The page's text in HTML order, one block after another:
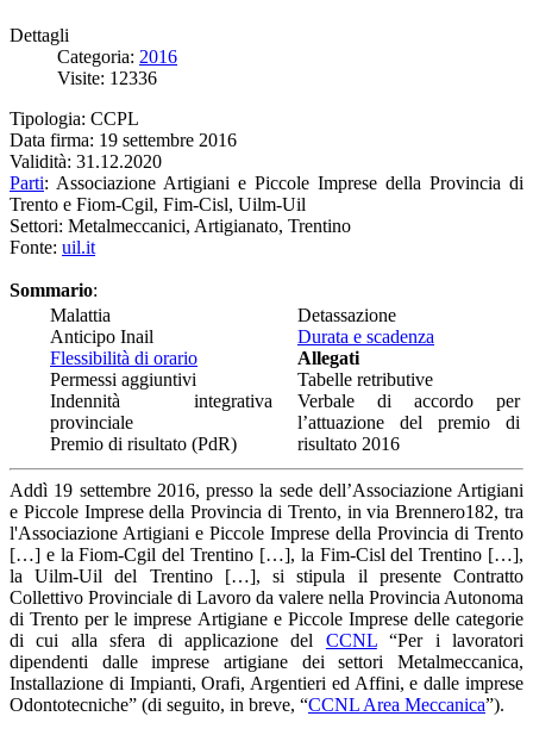
Dettagli
Categoria: 2016
Visite: 12336
Tipologia: CCPL
Data firma: 19 settembre 2016
Validità: 31.12.2020
Parti: Associazione Artigiani e Piccole Imprese della Provincia di
Trento e Fiom-Cgil, Fim-Cisl, Uilm-Uil
Settori: Metalmeccanici, Artigianato, Trentino
Fonte: uil.it
Sommario:
Malattia
Anticipo Inail
Flessibilità di orario
Permessi aggiuntivi
Indennità integrativa
provinciale
Premio di risultato (PdR)
Detassazione
Durata e scadenza
Allegati
Tabelle retributive
Verbale di accordo per
l’attuazione del premio di
risultato 2016
Addì 19 settembre 2016, presso la sede dell’Associazione Artigiani
e Piccole Imprese della Provincia di Trento, in via Brennero182, tra
l'Associazione Artigiani e Piccole Imprese della Provincia di Trento
[…] e la Fiom-Cgil del Trentino […], la Fim-Cisl del Trentino […],
la Uilm-Uil del Trentino […], si stipula il presente Contratto
Collettivo Provinciale di Lavoro da valere nella Provincia Autonoma
di Trento per le imprese Artigiane e Piccole Imprese delle categorie
di cui alla sfera di applicazione del CCNL“Per i lavoratori
dipendenti dalle imprese artigiane dei settori Metalmeccanica,
Installazione di Impianti, Orafi, Argentieri ed Affini, e dalle imprese
Odontotecniche” (di seguito, in breve, “CCNL Area Meccanica”).